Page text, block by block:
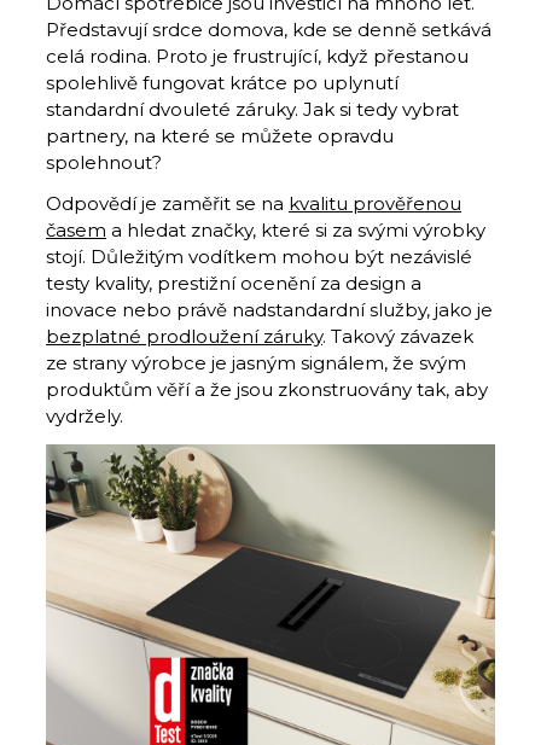
Představují srdce domova, kde se denně setkává
celá rodina. Proto je frustrující, když přestanou
spolehlivě fungovat krátce po uplynutí
standardní dvouleté záruky. Jak si tedy vybrat
partnery, na které se můžete opravdu
spolehnout?
Odpovědí je zaměřit se na kvalitu prověřenou
časem a hledat značky, které si za svými výrobky
stojí. Důležitým vodítkem mohou být nezávislé
testy kvality, prestižní ocenění za design a
inovace nebo právě nadstandardní služby, jako je
bezplatné prodloužení záruky. Takový závazek
ze strany výrobce je jasným signálem, že svým
produktům věří a že jsou zkonstruovány tak, aby
vydržely.